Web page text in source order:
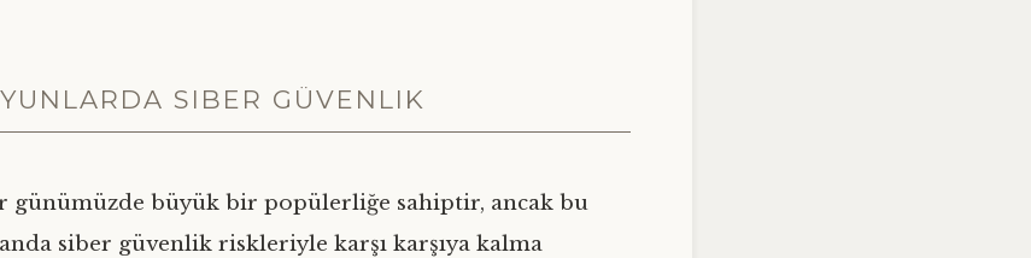
SIBER GÜVENLIK
günümüzde büyük bir popülerliğe sahiptir, ancak bu
siber güvenlik riskleriyle karşı karşıya kalma